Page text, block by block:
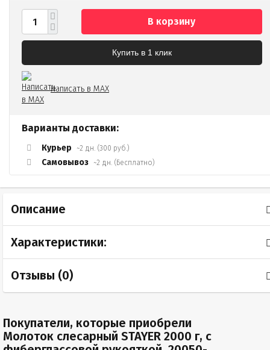
В корзину
Купить в 1 клик
Написать в MAX
Варианты доставки:
Курьер ~2 дн. (300 руб.)
Самовывоз ~2 дн. (Бесплатно)
Описание
Характеристики:
Отзывы (0)
Покупатели, которые приобрели
Молоток слесарный STAYER 2000 г, с